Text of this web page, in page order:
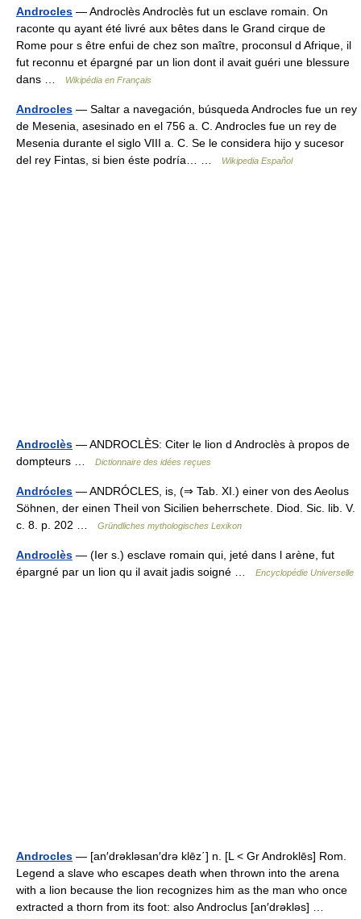
Androcles — Androclès Androclès fut un esclave romain. On
raconte qu ayant été livré aux bêtes dans le Grand cirque de
Rome pour s être enfui de chez son maître, proconsul d Afrique, il
fut reconnu et épargné par un lion dont il avait guéri une blessure
dans …
Wikipédia en Français
Androcles — Saltar a navegación, búsqueda Androcles fue un rey
de Mesenia, asesinado en el 756 a. C. Androcles fue un rey de
Mesenia durante el siglo VIII a. C. Se le considera hijo y sucesor
del rey Fintas, si bien éste podría… …
Wikipedia Español
Androclès — ANDROCLÈS: Citer le lion d Androclès à propos de
dompteurs …
Dictionnaire des idées reçues
Andrócles — ANDRÓCLES, is, (⇒ Tab. XI.) einer von des Aeolus
Söhnen, der einen Theil von Sicilien beherrschete. Diod. Sic. lib. V.
c. 8. p. 202 …
Gründliches mythologisches Lexikon
Androclès — (Ier s.) esclave romain qui, jeté dans l arène, fut
épargné par un lion qu il avait jadis soigné …
Encyclopédie Universelle
Androcles — [an′drəkləsan′drə klēz΄] n. [L < Gr Androklēs] Rom.
Legend a slave who escapes death when thrown into the arena
with a lion because the lion recognizes him as the man who once
extracted a thorn from its foot: also Androclus [an′drəkləs] …